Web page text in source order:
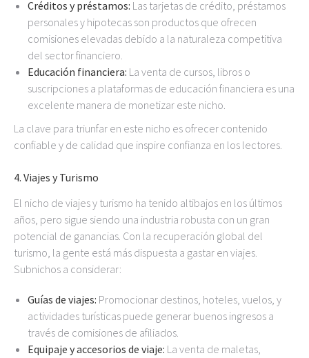
Créditos y préstamos: Las tarjetas de crédito, préstamos
personales y hipotecas son productos que ofrecen
comisiones elevadas debido a la naturaleza competitiva
del sector financiero.
Educación financiera: La venta de cursos, libros o
suscripciones a plataformas de educación financiera es una
excelente manera de monetizar este nicho.
La clave para triunfar en este nicho es ofrecer contenido
confiable y de calidad que inspire confianza en los lectores.
4. Viajes y Turismo
El nicho de viajes y turismo ha tenido altibajos en los últimos
años, pero sigue siendo una industria robusta con un gran
potencial de ganancias. Con la recuperación global del
turismo, la gente está más dispuesta a gastar en viajes.
Subnichos a considerar:
Guías de viajes: Promocionar destinos, hoteles, vuelos, y
actividades turísticas puede generar buenos ingresos a
través de comisiones de afiliados.
Equipaje y accesorios de viaje: La venta de maletas,